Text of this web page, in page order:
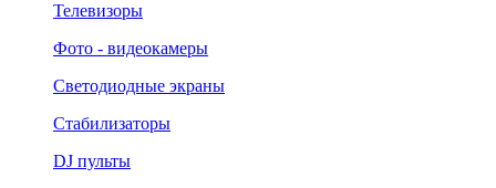
Телевизоры
Фото - видеокамеры
Светодиодные экраны
Стабилизаторы
DJ пульты